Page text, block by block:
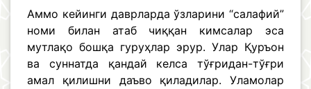
Аммо кейинги даврларда ўзларини “салафий”
номи билан атаб чиққан кимсалар эса
мутлақо бошқа гуруҳлар эрур. Улар Қуръон
ва суннатда қандай келса тўғридан-тўғри
амал қилишни даъво қиладилар. Уламолар